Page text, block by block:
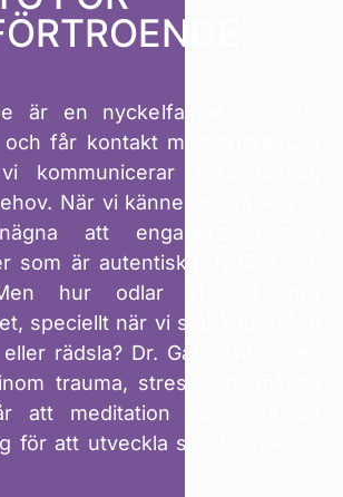
är en nyckelfaktor i hur vi
får kontakt med andra. Det
kommunicerar våra tankar,
När vi känner oss säkra är
att engagera oss i
som är autentiska, tydliga och
hur odlar vi det inre
speciellt när vi står inför tvivel
rädsla? Dr. Gabor Maté, en
trauma, stress och mental
att meditation kan vara en
för att utveckla självförtroende